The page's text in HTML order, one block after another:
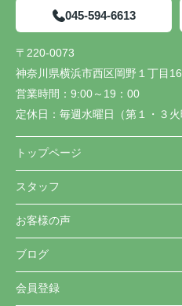
045-594-6613
〒220-0073
神奈川県横浜市西区岡野１丁目
営業時間： 9:00～19：00
定休日： 毎週水曜日（第１・３火
トップページ
スタッフ
お客様の声
ブログ
会員登録